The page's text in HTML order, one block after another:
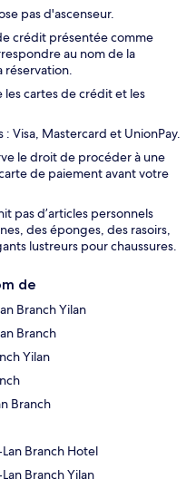
pas d'ascenseur.
crédit présentée comme
au nom de la
réservation.
cartes de crédit et les
Visa, Mastercard et UnionPay.
le droit de procéder à une
de paiement avant votre
pas d’articles personnels
des éponges, des rasoirs,
lustreurs pour chaussures.
de
Branch Yilan
Branch
Yilan
Branch
Branch Hotel
Branch Yilan